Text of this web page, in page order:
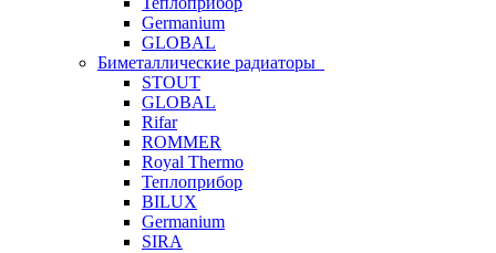
Germanium
GLOBAL
Биметаллические радиаторы
STOUT
GLOBAL
Rifar
ROMMER
Royal Thermo
Теплоприбор
BILUX
Germanium
SIRA